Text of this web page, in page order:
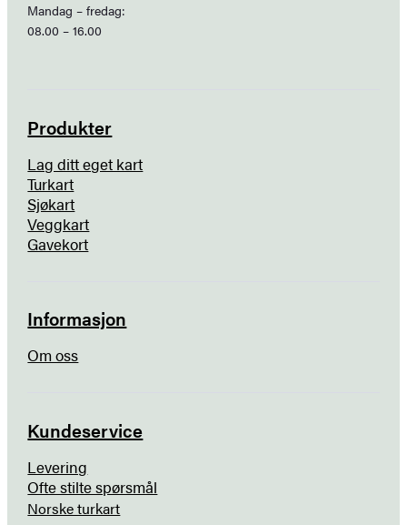
Mandag – fredag:
08.00 – 16.00
Produkter
Lag ditt eget kart
Turkart
Sjøkart
Veggkart
Gavekort
Informasjon
Om oss
Kundeservice
Levering
Ofte stilte spørsmål
Norske turkart